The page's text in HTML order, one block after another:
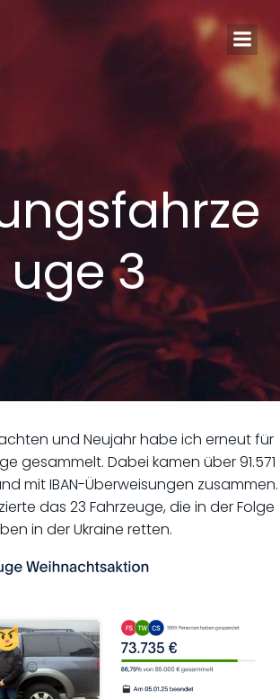
springen
uge 3
und Neujahr habe ich erneut für
gesammelt. Dabei kamen über 91.571
mit IBAN-Überweisungen zusammen.
das 23 Fahrzeuge, die in der Folge
in der Ukraine retten.